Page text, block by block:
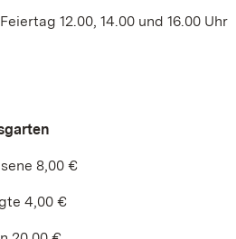
12.00, 14.00 und 16.00 Uhr
8,00 €
4,00 €